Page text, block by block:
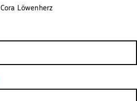
Cora Löwenherz